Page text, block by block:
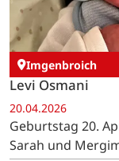
Imgenbroich
Levi Osmani
20.04.2026
Geburtstag 20.
Sarah und